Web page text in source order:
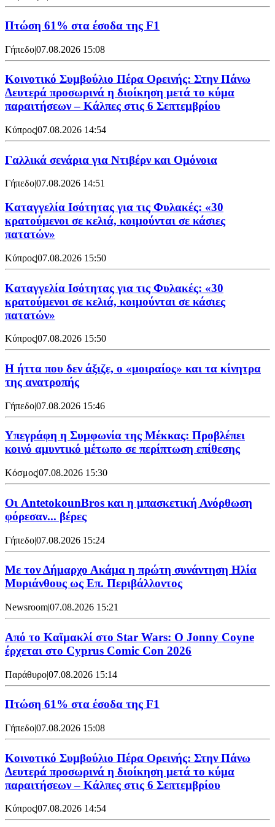
Πτώση 61% στα έσοδα της F1
Γήπεδο|07.08.2026 15:08
Κοινοτικό Συμβούλιο Πέρα Ορεινής: Στην Πάνω
Δευτερά προσωρινά η διοίκηση μετά το κύμα
παραιτήσεων – Κάλπες στις 6 Σεπτεμβρίου
Κύπρος|07.08.2026 14:54
Γαλλικά σενάρια για Ντιβέρν και Ομόνοια
Γήπεδο|07.08.2026 14:51
Καταγγελία Ισότητας για τις Φυλακές: «30
κρατούμενοι σε κελιά, κοιμούνται σε κάσιες
πατατών»
Κύπρος|07.08.2026 15:50
Καταγγελία Ισότητας για τις Φυλακές: «30
κρατούμενοι σε κελιά, κοιμούνται σε κάσιες
πατατών»
Κύπρος|07.08.2026 15:50
Η ήττα που δεν άξιζε, ο «μοιραίος» και τα κίνητρα
της ανατροπής
Γήπεδο|07.08.2026 15:46
Υπεγράφη η Συμφωνία της Μέκκας: Προβλέπει
κοινό αμυντικό μέτωπο σε περίπτωση επίθεσης
Κόσμος|07.08.2026 15:30
Oι AntetokounBros και η μπασκετική Ανόρθωση
φόρεσαν... βέρες
Γήπεδο|07.08.2026 15:24
Με τον Δήμαρχο Ακάμα η πρώτη συνάντηση Ηλία
Μυριάνθους ως Επ. Περιβάλλοντος
Newsroom|07.08.2026 15:21
Από το Καϊμακλί στο Star Wars: Ο Jonny Coyne
έρχεται στο Cyprus Comic Con 2026
Παράθυρο|07.08.2026 15:14
Πτώση 61% στα έσοδα της F1
Γήπεδο|07.08.2026 15:08
Κοινοτικό Συμβούλιο Πέρα Ορεινής: Στην Πάνω
Δευτερά προσωρινά η διοίκηση μετά το κύμα
παραιτήσεων – Κάλπες στις 6 Σεπτεμβρίου
Κύπρος|07.08.2026 14:54